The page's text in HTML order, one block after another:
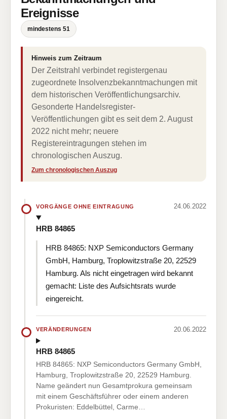
Ereignisse
mindestens 51
Hinweis zum Zeitraum
Der Zeitstrahl verbindet registergenau
zugeordnete Insolvenzbekanntmachungen mit
dem historischen Veröffentlichungsarchiv.
Gesonderte Handelsregister-
Veröffentlichungen gibt es seit dem 2. August
2022 nicht mehr; neuere
Registereintragungen stehen im
chronologischen Auszug.
Zum chronologischen Auszug
VORGÄNGE OHNE EINTRAGUNG 24.06.2022
HRB 84865
HRB 84865: NXP Semiconductors Germany
GmbH, Hamburg, Troplowitzstraße 20, 22529
Hamburg. Als nicht eingetragen wird bekannt
gemacht: Liste des Aufsichtsrats wurde
eingereicht.
VERÄNDERUNGEN 20.06.2022
HRB 84865
HRB 84865: NXP Semiconductors Germany GmbH,
Hamburg, Troplowitzstraße 20, 22529 Hamburg.
Name geändert nun Gesamtprokura gemeinsam
mit einem Geschäftsführer oder einem anderen
Prokuristen: Eddelbüttel, Carme…